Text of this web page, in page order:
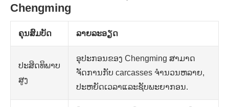
Chengming
ຄຸນສົມບັດ ລາຍລະອຽດ
ປະສິດທິພາບ
ສູງ
ອຸປະກອນຂອງ Chengming ສາມາດ
ຈັດການກັບ carcasses ຈໍານວນຫລາຍ,
ປະຫຍັດເວລາແລະຊັບພະຍາກອນ.